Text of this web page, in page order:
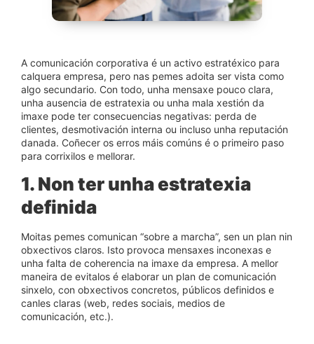
A comunicación corporativa é un activo estratéxico para
calquera empresa, pero nas pemes adoita ser vista como
algo secundario. Con todo, unha mensaxe pouco clara,
unha ausencia de estratexia ou unha mala xestión da
imaxe pode ter consecuencias negativas: perda de
clientes, desmotivación interna ou incluso unha reputación
danada. Coñecer os erros máis comúns é o primeiro paso
para corrixilos e mellorar.
1. Non ter unha estratexia
definida
Moitas pemes comunican “sobre a marcha”, sen un plan nin
obxectivos claros. Isto provoca mensaxes inconexas e
unha falta de coherencia na imaxe da empresa. A mellor
maneira de evitalos é elaborar un plan de comunicación
sinxelo, con obxectivos concretos, públicos definidos e
canles claras (web, redes sociais, medios de
comunicación, etc.).